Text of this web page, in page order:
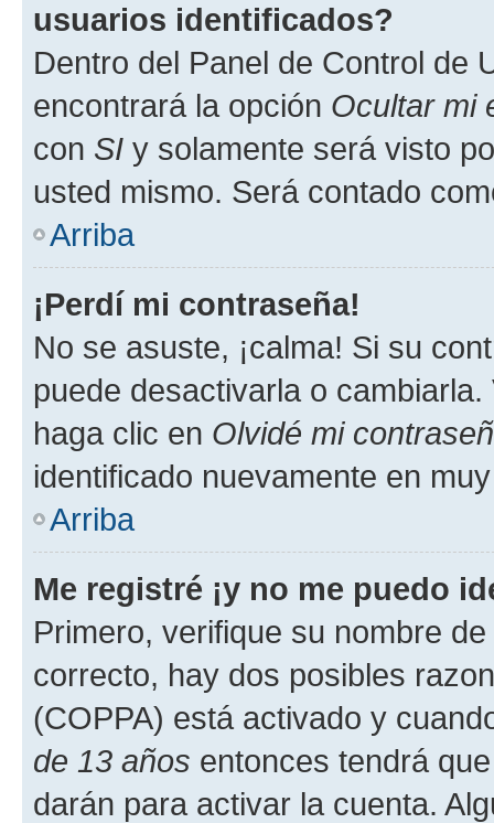
usuarios identificados?
Dentro del Panel de Control de
encontrará la opción Ocultar mi
con SI y solamente será visto
usted mismo. Será contado
Arriba
¡Perdí mi contraseña!
No se asuste, ¡calma! Si su
puede desactivarla o
haga clic en Olvidé mi
identificado nuevamente en
Arriba
Me registré ¡y no me puedo
Primero, verifique su nombre
correcto, hay dos posibles
(COPPA) está activado y
de 13 años entonces tendrá
darán para activar la cuenta.